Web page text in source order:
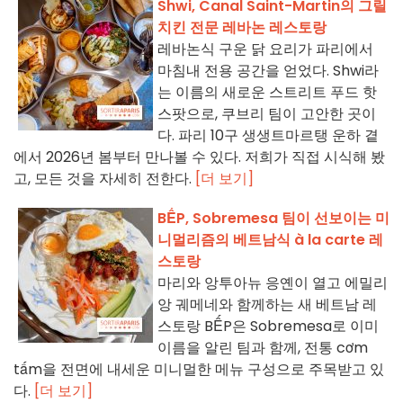
Shwi, Canal Saint-Martin의 그릴
치킨 전문 레바논 레스토랑
레바논식 구운 닭 요리가 파리에서
마침내 전용 공간을 얻었다. Shwi라
는 이름의 새로운 스트리트 푸드 핫
스팟으로, 쿠브리 팀이 고안한 곳이
다. 파리 10구 생생트마르탱 운하 곁
에서 2026년 봄부터 만나볼 수 있다. 저희가 직접 시식해 봤
고, 모든 것을 자세히 전한다. [더 보기]
BẾP, Sobremesa 팀이 선보이는 미
니멀리즘의 베트남식 à la carte 레
스토랑
마리와 앙투아뉴 응옌이 열고 에밀리
앙 궤메네와 함께하는 새 베트남 레
스토랑 BẾP은 Sobremesa로 이미
이름을 알린 팀과 함께, 전통 cơm
tấm을 전면에 내세운 미니멀한 메뉴 구성으로 주목받고 있
다. [더 보기]